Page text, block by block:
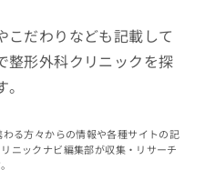
こだわりなども記載して
整形外科クリニックを探
る方々からの情報や各種サイトの記
ニックナビ編集部が収集・リサーチ